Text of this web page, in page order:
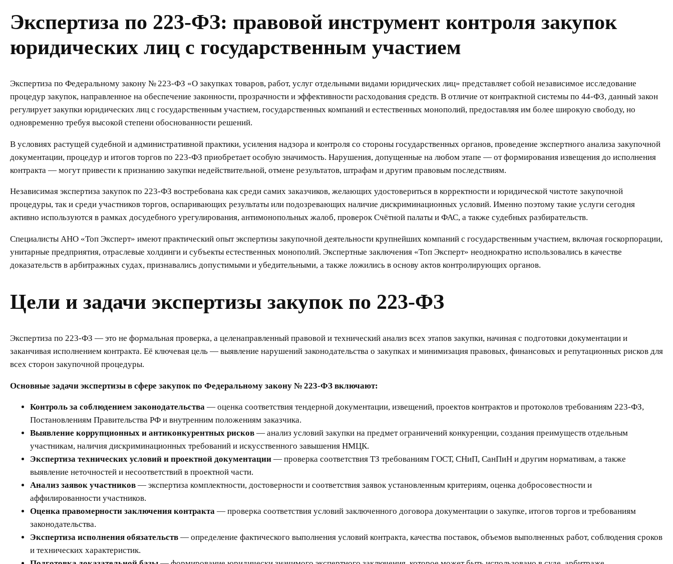
Экспертиза по 223-ФЗ: правовой инструмент контроля закупок
юридических лиц с государственным участием
Экспертиза по Федеральному закону № 223-ФЗ «О закупках товаров, работ, услуг отдельными видами юридических лиц» представляет собой независимое исследование
процедур закупок, направленное на обеспечение законности, прозрачности и эффективности расходования средств. В отличие от контрактной системы по 44-ФЗ, данный закон
регулирует закупки юридических лиц с государственным участием, государственных компаний и естественных монополий, предоставляя им более широкую свободу, но
одновременно требуя высокой степени обоснованности решений.
В условиях растущей судебной и административной практики, усиления надзора и контроля со стороны государственных органов, проведение экспертного анализа закупочной
документации, процедур и итогов торгов по 223-ФЗ приобретает особую значимость. Нарушения, допущенные на любом этапе — от формирования извещения до исполнения
контракта — могут привести к признанию закупки недействительной, отмене результатов, штрафам и другим правовым последствиям.
Независимая экспертиза закупок по 223-ФЗ востребована как среди самих заказчиков, желающих удостовериться в корректности и юридической чистоте закупочной
процедуры, так и среди участников торгов, оспаривающих результаты или подозревающих наличие дискриминационных условий. Именно поэтому такие услуги сегодня
активно используются в рамках досудебного урегулирования, антимонопольных жалоб, проверок Счётной палаты и ФАС, а также судебных разбирательств.
Специалисты АНО «Топ Эксперт» имеют практический опыт экспертизы закупочной деятельности крупнейших компаний с государственным участием, включая госкорпорации,
унитарные предприятия, отраслевые холдинги и субъекты естественных монополий. Экспертные заключения «Топ Эксперт» неоднократно использовались в качестве
доказательств в арбитражных судах, признавались допустимыми и убедительными, а также ложились в основу актов контролирующих органов.
Цели и задачи экспертизы закупок по 223-ФЗ
Экспертиза по 223-ФЗ — это не формальная проверка, а целенаправленный правовой и технический анализ всех этапов закупки, начиная с подготовки документации и
заканчивая исполнением контракта. Её ключевая цель — выявление нарушений законодательства о закупках и минимизация правовых, финансовых и репутационных рисков для
всех сторон закупочной процедуры.
Основные задачи экспертизы в сфере закупок по Федеральному закону № 223-ФЗ включают:
Контроль за соблюдением законодательства — оценка соответствия тендерной документации, извещений, проектов контрактов и протоколов требованиям 223-ФЗ,
Постановлениям Правительства РФ и внутренним положениям заказчика.
Выявление коррупционных и антиконкурентных рисков — анализ условий закупки на предмет ограничений конкуренции, создания преимуществ отдельным
участникам, наличия дискриминационных требований и искусственного завышения НМЦК.
Экспертиза технических условий и проектной документации — проверка соответствия ТЗ требованиям ГОСТ, СНиП, СанПиН и другим нормативам, а также
выявление неточностей и несоответствий в проектной части.
Анализ заявок участников — экспертиза комплектности, достоверности и соответствия заявок установленным критериям, оценка добросовестности и
аффилированности участников.
Оценка правомерности заключения контракта — проверка соответствия условий заключенного договора документации о закупке, итогов торгов и требованиям
законодательства.
Экспертиза исполнения обязательств — определение фактического выполнения условий контракта, качества поставок, объемов выполненных работ, соблюдения сроков
и технических характеристик.